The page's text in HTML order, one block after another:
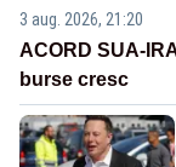
3 aug. 2026, 21:20
ACORD SUA-
burse cresc